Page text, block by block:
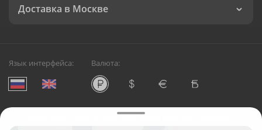
Доставка в Москве
Язык интерфейса: Валюта:
Служба круглосуточной доставки цветов в Москве